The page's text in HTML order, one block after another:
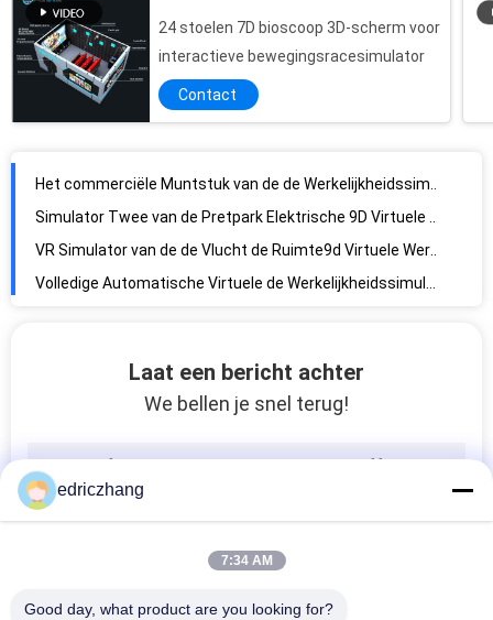
24 stoelen 7D bioscoop 3D-scherm voor
interactieve bewegingsracesimulator
Contact
Volledige Automatische Virtuele de Werkelijkheidssimulator van 360 Interactieve 9d met de Glazen van HK VR
Van de de Werkelijkheidssimulator van het omwentelingsplatform de Panoramische 9D Virtuele Minizetels voor Supermarkt
Laat een bericht achter
We bellen je snel terug!
edriczhang
7:34 AM
Good day, what product are you looking for?